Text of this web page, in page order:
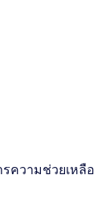
ความช่วยเหลือ